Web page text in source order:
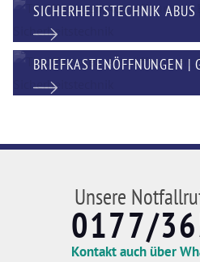
SICHERHEITSTECHNIK
BRIEFKASTENÖFFNUNGEN |
Unsere
0177/
Kontakt auch über